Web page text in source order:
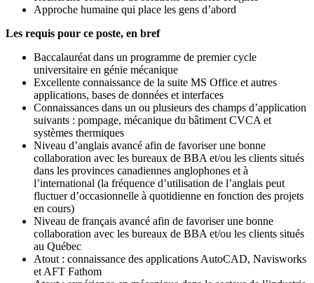
Approche humaine qui place les gens d’abord
Les requis pour ce poste, en bref
Baccalauréat dans un programme de premier cycle
universitaire en génie mécanique
Excellente connaissance de la suite MS Office et autres
applications, bases de données et interfaces
Connaissances dans un ou plusieurs des champs d’application
suivants : pompage, mécanique du bâtiment CVCA et
systèmes thermiques
Niveau d’anglais avancé afin de favoriser une bonne
collaboration avec les bureaux de BBA et/ou les clients situés
dans les provinces canadiennes anglophones et à
l’international (la fréquence d’utilisation de l’anglais peut
fluctuer d’occasionnelle à quotidienne en fonction des projets
en cours)
Niveau de français avancé afin de favoriser une bonne
collaboration avec les bureaux de BBA et/ou les clients situés
au Québec
Atout : connaissance des applications AutoCAD, Navisworks
et AFT Fathom